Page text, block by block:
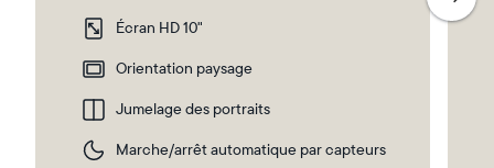
Sélectionnez votre localisation
Écran HD 10"
Orientation paysage
Jumelage des portraits
Marche/arrêt automatique par capteurs